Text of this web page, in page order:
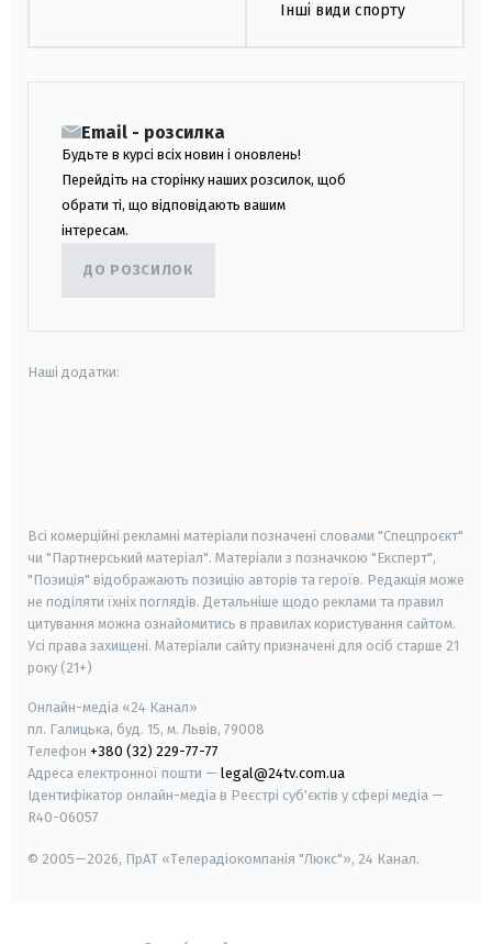
Інші види спорту
Email - розсилка
Будьте в курсі всіх новин і оновлень!
Перейдіть на сторінку наших розсилок, щоб
обрати ті, що відповідають вашим
інтересам.
ДО РОЗСИЛОК
Наші додатки:
Всі комерційні рекламні матеріали позначені словами "Спецпроєкт"
чи "Партнерський матеріал". Матеріали з позначкою "Експерт",
"Позиція" відображають позицію авторів та героїв. Редакція може
не поділяти їхніх поглядів. Детальніше щодо реклами та правил
цитування можна ознайомитись в правилах користування сайтом.
Усі права захищені. Матеріали сайту призначені для осіб старше 21
року (21+)
Онлайн-медіа «24 Канал»
пл. Галицька, буд. 15, м. Львів, 79008
Телефон +380 (32) 229-77-77
Адреса електронної пошти — legal@24tv.com.ua
Ідентифікатор онлайн-медіа в Реєстрі суб'єктів у сфері медіа —
R40-06057
© 2005—2026, ПрАТ «Телерадіокомпанія "Люкс"», 24 Канал.